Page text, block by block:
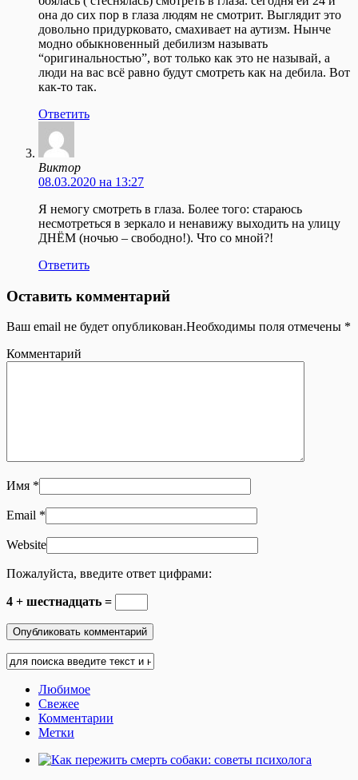
она до сих пор в глаза людям не смотрит. Выглядит это
довольно придурковато, смахивает на аутизм. Нынче
модно обыкновенный дебилизм называть
“оригинальностью”, вот только как это не называй, а
люди на вас всё равно будут смотреть как на дебила. Вот
как-то так.
Ответить
Виктор
08.03.2020 на 13:27
Я немогу смотреть в глаза. Более того: стараюсь
несмотреться в зеркало и ненавижу выходить на улицу
ДНЁМ (ночью – свободно!). Что со мной?!
Ответить
Оставить комментарий
Ваш email не будет опубликован.Необходимы поля отмечены *
Комментарий
Имя *
Email *
Website
Пожалуйста, введите ответ цифрами:
4 + шестнадцать =
Любимое
Свежее
Комментарии
Метки